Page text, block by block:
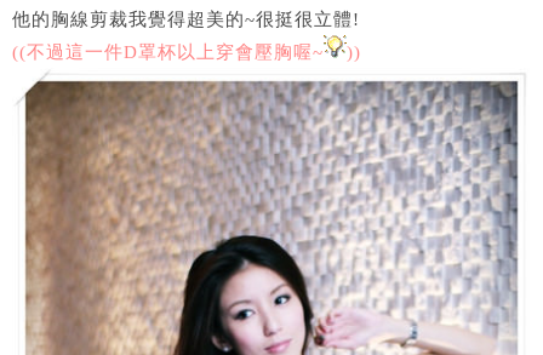
他的胸線剪裁我覺得超美的~很挺很立體!
((不過這一件D罩杯以上穿會壓胸喔~
))